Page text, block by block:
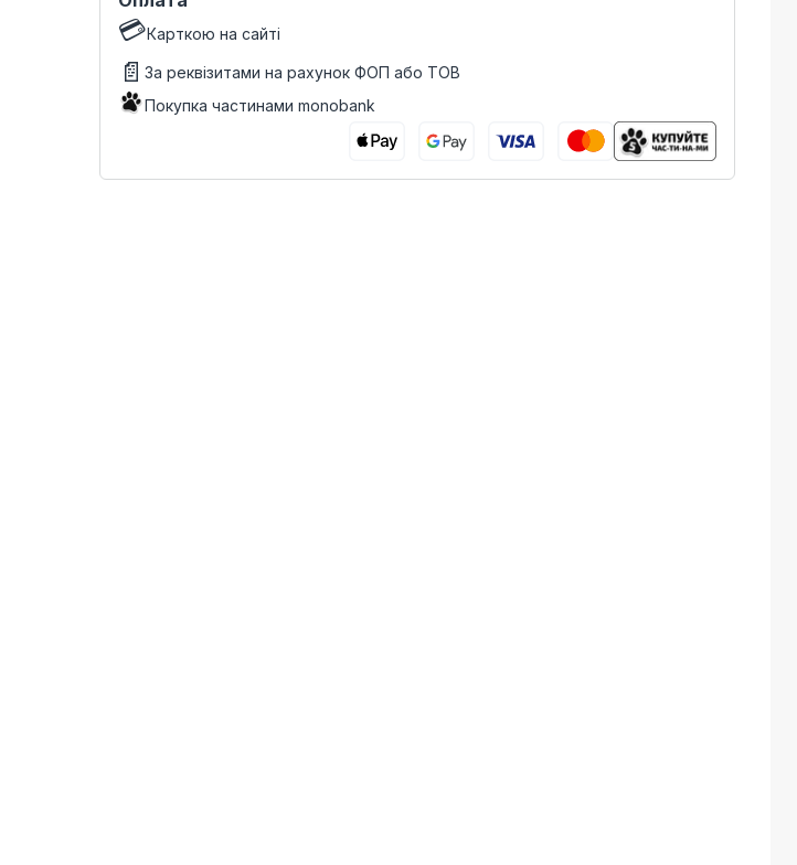
💳Карткою на сайті
📄 За реквізитами на рахунок ФОП або ТОВ
Покупка частинами monobank